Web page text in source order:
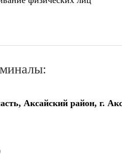
Аксайский район, г.